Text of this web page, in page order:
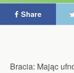
Share
Bracia: Mając